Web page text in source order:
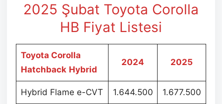
2025 Şubat Toyota Corolla
HB Fiyat Listesi
Toyota Corolla
Hatchback Hybrid
2024 2025
Hybrid Flame e-CVT 1.644.500 1.677.500